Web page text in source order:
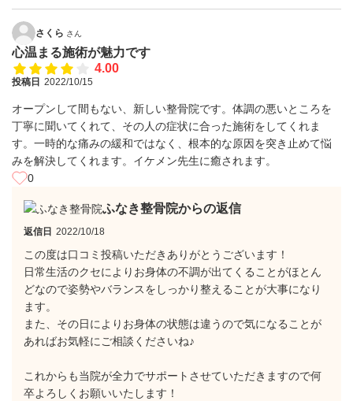
さくら さん
心温まる施術が魅力です
4.00
投稿日 2022/10/15
オープンして間もない、新しい整骨院です。体調の悪いところを
丁寧に聞いてくれて、その人の症状に合った施術をしてくれま
す。一時的な痛みの緩和ではなく、根本的な原因を突き止めて悩
みを解決してくれます。イケメン先生に癒されます。
0
ふなき整骨院からの返信
返信日 2022/10/18
この度は口コミ投稿いただきありがとうございます！
日常生活のクセによりお身体の不調が出てくることがほとん
どなので姿勢やバランスをしっかり整えることが大事になり
ます。
また、その日によりお身体の状態は違うので気になることが
あればお気軽にご相談くださいね♪
これからも当院が全力でサポートさせていただきますので何
卒よろしくお願いいたします！